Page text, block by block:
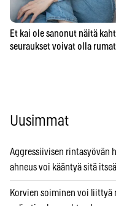
Et kai ole sanonut näitä
seuraukset voivat olla rumat
Uusimmat
Aggressiivisen rintasyövän
ahneus voi kääntyä sitä
Korvien soiminen voi liittyä